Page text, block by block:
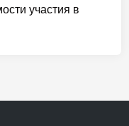
участия в